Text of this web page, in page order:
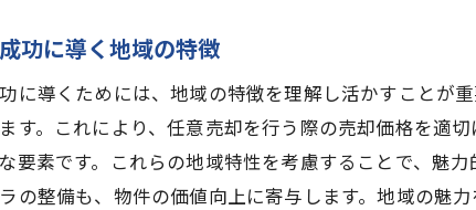
任意売却プロセス
売却手続きを円滑
茨城県での任意売
功に導く地域の特徴
に導くためには、地域の特徴を理解し活かすことが
す。これにより、任意売却を行う際の売却価格を適
要素です。これらの地域特性を考慮することで、魅
の整備も、物件の価値向上に寄与します。地域の魅